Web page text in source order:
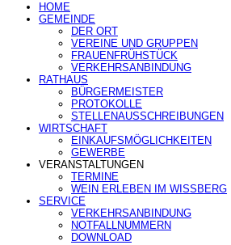
HOME
GEMEINDE
DER ORT
VEREINE UND GRUPPEN
FRAUENFRÜHSTÜCK
VERKEHRSANBINDUNG
RATHAUS
BÜRGERMEISTER
PROTOKOLLE
STELLENAUSSCHREIBUNGEN
WIRTSCHAFT
EINKAUFSMÖGLICHKEITEN
GEWERBE
VERANSTALTUNGEN
TERMINE
WEIN ERLEBEN IM WISSBERG
SERVICE
VERKEHRSANBINDUNG
NOTFALLNUMMERN
DOWNLOAD